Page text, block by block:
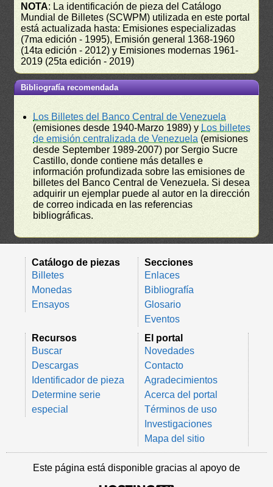
NOTA: La identificación de pieza del Catálogo
Mundial de Billetes (SCWPM) utilizada en este portal
está actualizada hasta: Emisiones especializadas
(7ma edición - 1995), Emisión general 1368-1960
(14ta edición - 2012) y Emisiones modernas 1961-
2019 (25ta edición - 2019)
Bibliografía recomendada
Los Billetes del Banco Central de Venezuela
(emisiones desde 1940-Marzo 1989) y Los billetes
de emisión centralizada de Venezuela (emisiones
desde September 1989-2007) por Sergio Sucre
Castillo, donde contiene más detalles e
información profundizada sobre las emisiones de
billetes del Banco Central de Venezuela. Si desea
adquirir un ejemplar puede al autor en la dirección
de correo indicada en las referencias
bibliográficas.
Catálogo de piezas
Billetes
Monedas
Ensayos
Secciones
Enlaces
Bibliografía
Glosario
Eventos
Recursos
Buscar
Descargas
Identificador de pieza
Determine serie
especial
El portal
Novedades
Contacto
Agradecimientos
Acerca del portal
Términos de uso
Investigaciones
Mapa del sitio
Este página está disponible gracias al apoyo de